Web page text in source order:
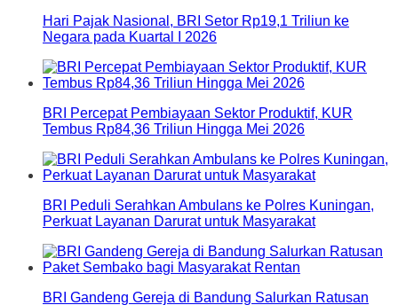
Hari Pajak Nasional, BRI Setor Rp19,1 Triliun ke
Negara pada Kuartal I 2026
BRI Percepat Pembiayaan Sektor Produktif, KUR
Tembus Rp84,36 Triliun Hingga Mei 2026
BRI Peduli Serahkan Ambulans ke Polres Kuningan,
Perkuat Layanan Darurat untuk Masyarakat
BRI Gandeng Gereja di Bandung Salurkan Ratusan